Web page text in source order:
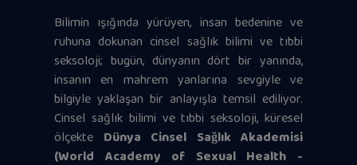
Bilimin ışığında yürüyen, insan bedenine ve
ruhuna dokunan cinsel sağlık bilimi ve tıbbi
seksoloji; bugün, dünyanın dört bir yanında,
insanın en mahrem yanlarına sevgiyle ve
bilgiyle yaklaşan bir anlayışla temsil ediliyor.
Cinsel sağlık bilimi ve tıbbi seksoloji, küresel
ölçekte Dünya Cinsel Sağlık Akademisi
(World Academy of Sexual Health -